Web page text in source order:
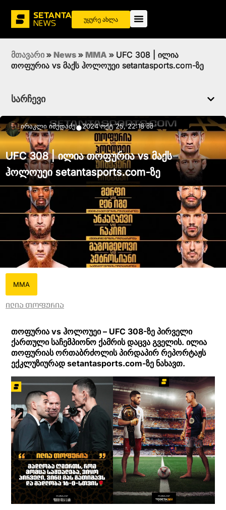
უყურე ახლა
მთავარი » News » MMA » UFC 308 | ილია
თოფურია vs მაქს ჰოლოუეი setantasports.com-ზე
სარჩევი
Ირაკლი Იმედაძე●2024 ოქტ 25, 22:18 შშ
UFC 308 | ილია თოფურია vs მაქს
ჰოლოუეი setantasports.com-ზე
MMA
ილია თოფურია
თოფურია vs ჰოლოუეი – UFC 308-ზე პირველი
ქართული საჩემპიონო ქამრის დაცვა გველის. ილია
თოფურიას ორთაბრძოლის პირდაპირ რეპორტაჟს
ექკლუზიურად setantasports.com-ზე ნახავთ.